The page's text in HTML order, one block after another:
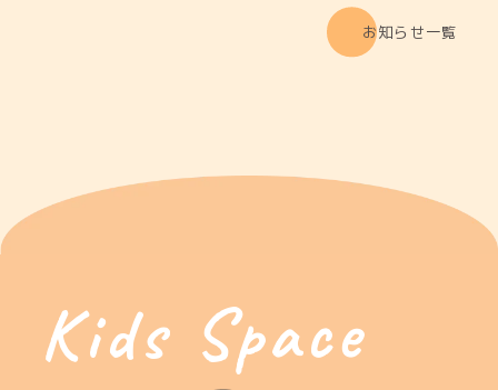
お知らせ一覧
Kids Space